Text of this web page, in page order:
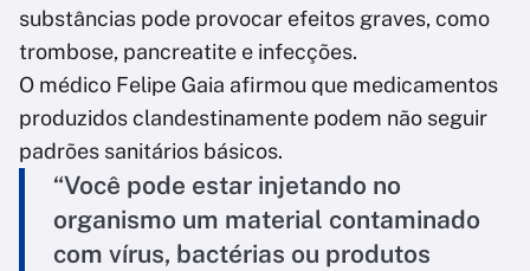
substâncias pode provocar efeitos graves, como
trombose, pancreatite e infecções.
O médico Felipe Gaia afirmou que medicamentos
produzidos clandestinamente podem não seguir
padrões sanitários básicos.
“Você pode estar injetando no
organismo um material contaminado
com vírus, bactérias ou produtos